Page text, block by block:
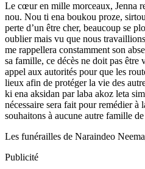
Le cœur en mille morceaux, Jenna
nou. Nou ti ena boukou proze,
perte d’un être cher, beaucoup se
oublier mais vu que nous
me rappellera constamment son
sa famille, ce décès ne doit pas être
appel aux autorités pour que les
lieux afin de protéger la vie des
ki ena aksidan par laba akoz leta
nécessaire sera fait pour remédier à
souhaitons à aucune autre famille
Les funérailles de Naraindeo
Publicité